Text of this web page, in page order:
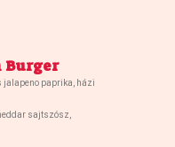
Burger
jalapeno paprika, házi
sajtszósz,